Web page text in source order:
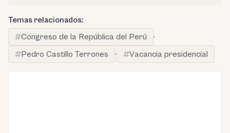
Temas relacionados:
Congreso de la República del Perú
·
Pedro Castillo Terrones
· Vacancia presidencial